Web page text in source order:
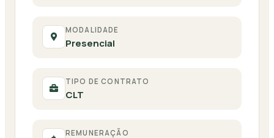
MODALIDADE
Presencial
TIPO DE CONTRATO
CLT
REMUNERAÇÃO